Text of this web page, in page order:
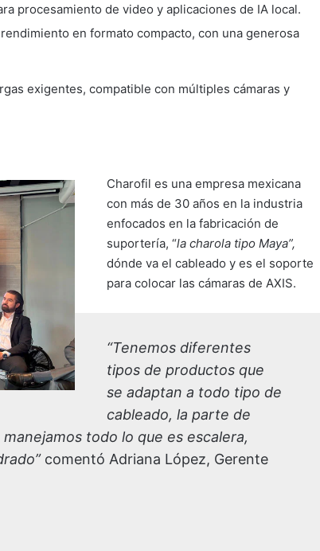
procesamiento de video y aplicaciones de IA local.
en formato compacto, con una generosa
exigentes, compatible con múltiples cámaras y
Charofil es una empresa mexicana
con más de 30 años en la industria
enfocados en la fabricación de
suportería, “la charola tipo Maya”,
dónde va el cableado y es el soporte
para colocar las cámaras de AXIS.
“Tenemos diferentes
tipos de productos que
se adaptan a todo tipo de
cableado, la parte de
todo lo que es escalera,
comentó Adriana López, Gerente